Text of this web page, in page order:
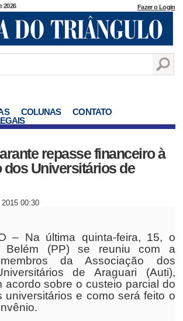
2026 Fazer o Login
COLUNAS
CONTATO
repasse financeiro à
Universitários de
00:30
– Na última quinta-feira, 15, o
Belém (PP) se reuniu com a
da Associação dos
de Araguari (Auti),
acordo sobre o custeio parcial do
universitários e como será feito o